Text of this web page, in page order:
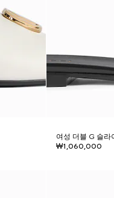
여성 더블 G 슬라
₩1,060,000